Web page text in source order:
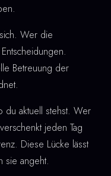
Wer die
Betreuung der
du aktuell stehst. Wer
jeden Tag
Diese Lücke lässt
sie angeht.